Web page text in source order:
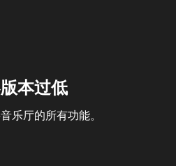
本过低
乐厅的所有功能。